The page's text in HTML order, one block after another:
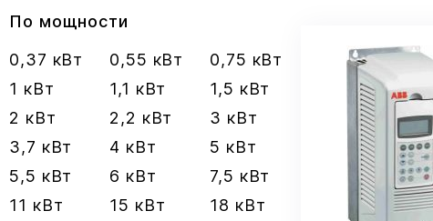
По мощности
0,37 кВт
0,55 кВт
0,75 кВт
1 кВт
1,1 кВт
1,5 кВт
2 кВт
2,2 кВт
3 кВт
3,7 кВт
4 кВт
5 кВт
5,5 кВт
6 кВт
7,5 кВт
11 кВт
15 кВт
18 кВт